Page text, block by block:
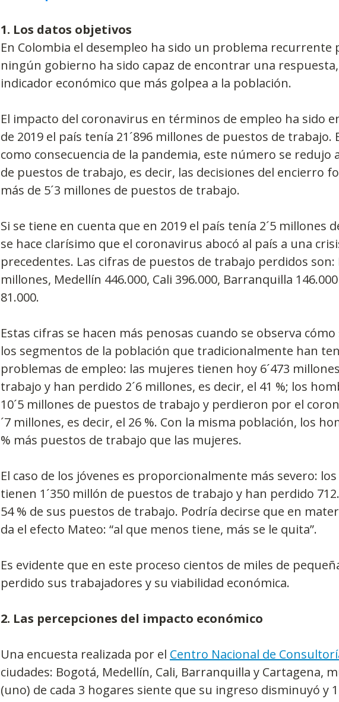
1. Los datos objetivos
En Colombia el desempleo ha sido un problema recurrente
ningún gobierno ha sido capaz de encontrar una
indicador económico que más golpea a la población.
El impacto del coronavirus en términos de empleo ha sido
de 2019 el país tenía 21´896 millones de puestos de trabajo.
como consecuencia de la pandemia, este número se redujo
de puestos de trabajo, es decir, las decisiones del encierro
más de 5´3 millones de puestos de trabajo.
Si se tiene en cuenta que en 2019 el país tenía 2´5 millones
se hace clarísimo que el coronavirus abocó al país a una
precedentes. Las cifras de puestos de trabajo perdidos son:
millones, Medellín 446.000, Cali 396.000, Barranquilla
81.000.
Estas cifras se hacen más penosas cuando se observa
los segmentos de la población que tradicionalmente han
problemas de empleo: las mujeres tienen hoy 6´473
trabajo y han perdido 2´6 millones, es decir, el 41 %; los
10´5 millones de puestos de trabajo y perdieron por el
´7 millones, es decir, el 26 %. Con la misma población, los
% más puestos de trabajo que las mujeres.
El caso de los jóvenes es proporcionalmente más severo:
tienen 1´350 millón de puestos de trabajo y han perdido
54 % de sus puestos de trabajo. Podría decirse que en
da el efecto Mateo: “al que menos tiene, más se le quita”.
Es evidente que en este proceso cientos de miles de
perdido sus trabajadores y su viabilidad económica.
2. Las percepciones del impacto económico
Una encuesta realizada por el Centro Nacional de
ciudades: Bogotá, Medellín, Cali, Barranquilla y Cartagena,
(uno) de cada 3 hogares siente que su ingreso disminuyó y